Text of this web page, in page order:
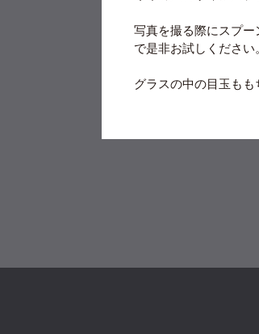
写真を撮る際にスプ
で是非お試しください
グラスの中の目玉もも